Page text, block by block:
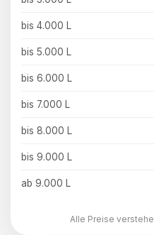
bis 4.000 L
bis 5.000 L
bis 6.000 L
bis 7.000 L
bis 8.000 L
bis 9.000 L
ab 9.000 L
Alle Preise